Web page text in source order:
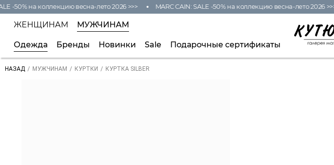
-50% на коллекцию весна-лето 2026 >>> MARC CAIN: SALE -50% на коллекцию весна-лето 2026 >>>
ЖЕНЩИНАМ МУЖЧИНАМ
Одежда Бренды Новинки Sale Подарочные сертификаты
НАЗАД / МУЖЧИНАМ / КУРТКИ / КУРТКА SILBER